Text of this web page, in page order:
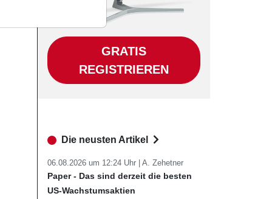
GRATIS
REGISTRIEREN
Die neusten Artikel
06.08.2026 um 12:24 Uhr | A. Zehetner
Paper - Das sind derzeit die besten
US-Wachstumsaktien